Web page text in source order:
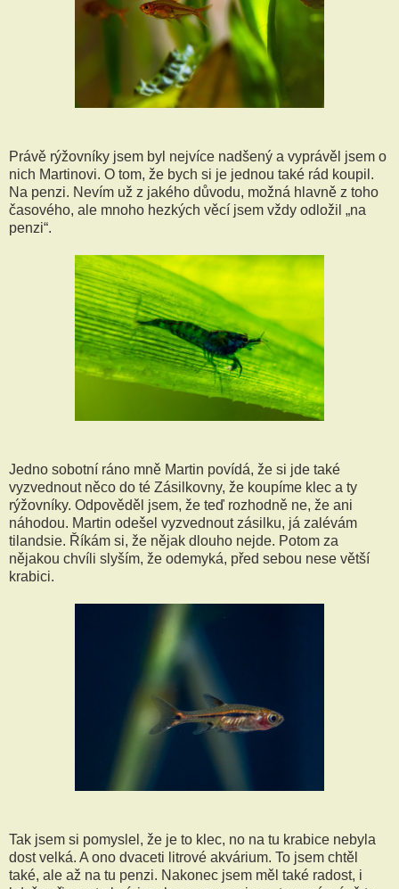
Právě rýžovníky jsem byl nejvíce nadšený a vyprávěl jsem o
nich Martinovi. O tom, že bych si je jednou také rád koupil.
Na penzi. Nevím už z jakého důvodu, možná hlavně z toho
časového, ale mnoho hezkých věcí jsem vždy odložil „na
penzi“.
Jedno sobotní ráno mně Martin povídá, že si jde také
vyzvednout něco do té Zásilkovny, že koupíme klec a ty
rýžovníky. Odpověděl jsem, že teď rozhodně ne, že ani
náhodou. Martin odešel vyzvednout zásilku, já zalévám
tilandsie. Říkám si, že nějak dlouho nejde. Potom za
nějakou chvíli slyším, že odemyká, před sebou nese větší
krabici.
Tak jsem si pomyslel, že je to klec, no na tu krabice nebyla
dost velká. A ono dvaceti litrové akvárium. To jsem chtěl
také, ale až na tu penzi. Nakonec jsem měl také radost, i